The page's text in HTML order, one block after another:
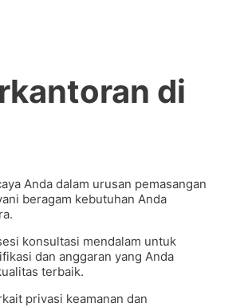
di
Anda dalam urusan pemasangan
beragam kebutuhan Anda
konsultasi mendalam untuk
dan anggaran yang Anda
terbaik.
privasi keamanan dan